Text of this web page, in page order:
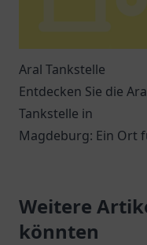
Aral Tankstelle
Entdecken Sie die
Tankstelle in
Magdeburg: Ein Ort
Service an der
Jerichower Str. 24.
Weitere
könnten